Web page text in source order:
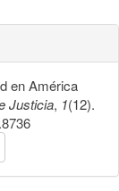
en América
Justicia, 1(12).